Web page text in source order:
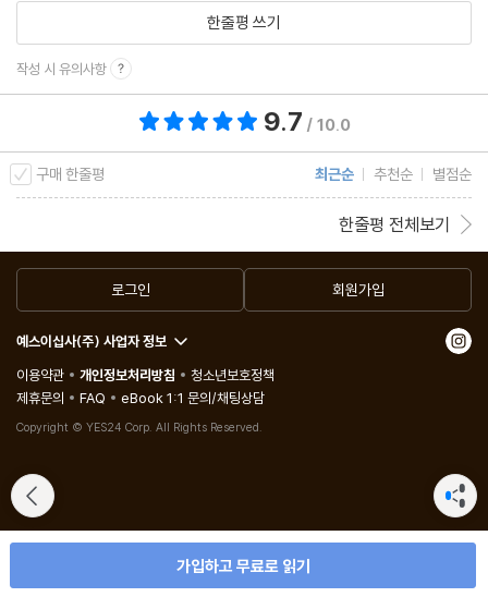
한줄평 쓰기
작성 시 유의사항
9.7 / 10.0
구매 한줄평 최근순 추천순 별점순
한줄평 전체보기
가입하고 무료로 읽기
로그인 회원가입
예스이십사(주) 사업자 정보
이용약관
개인정보처리방침
청소년보호정책
제휴문의
FAQ eBook 1:1 문의/채팅상담
Copyright © YES24 Corp. All Rights Reserved.